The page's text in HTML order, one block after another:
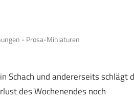
- Prosa-Miniaturen
Schach und andererseits schlägt
des Wochenendes noch